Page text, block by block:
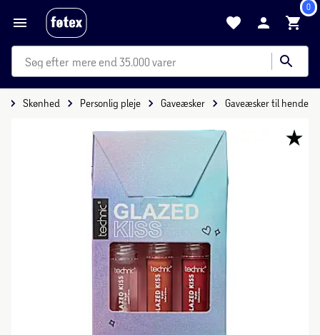
0
mere end 35.000 varer
Skønhed Personlig pleje Gaveæsker Gaveæsker til hende